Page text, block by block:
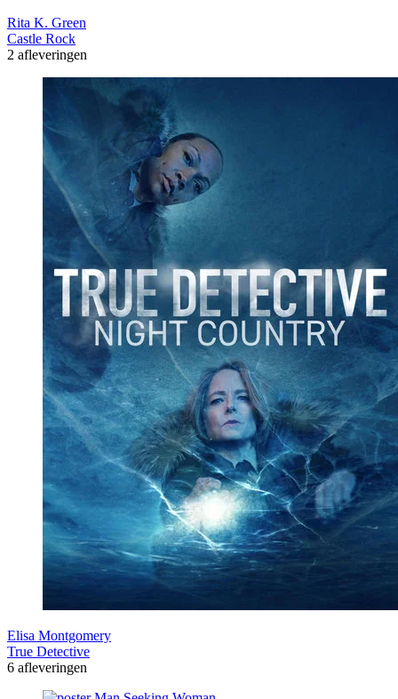
Rita K. Green
Castle Rock
2 afleveringen
Elisa Montgomery
True Detective
6 afleveringen